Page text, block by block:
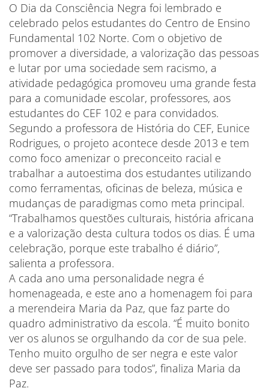
O Dia da Consciência Negra foi lembrado e
celebrado pelos estudantes do Centro de Ensino
Fundamental 102 Norte. Com o objetivo de
promover a diversidade, a valorização das pessoas
e lutar por uma sociedade sem racismo, a
atividade pedagógica promoveu uma grande festa
para a comunidade escolar, professores, aos
estudantes do CEF 102 e para convidados.
Segundo a professora de História do CEF, Eunice
Rodrigues, o projeto acontece desde 2013 e tem
como foco amenizar o preconceito racial e
trabalhar a autoestima dos estudantes utilizando
como ferramentas, oficinas de beleza, música e
mudanças de paradigmas como meta principal.
“Trabalhamos questões culturais, história africana
e a valorização desta cultura todos os dias. É uma
celebração, porque este trabalho é diário”,
salienta a professora.
A cada ano uma personalidade negra é
homenageada, e este ano a homenagem foi para
a merendeira Maria da Paz, que faz parte do
quadro administrativo da escola. “É muito bonito
ver os alunos se orgulhando da cor de sua pele.
Tenho muito orgulho de ser negra e este valor
deve ser passado para todos”, finaliza Maria da
Paz.